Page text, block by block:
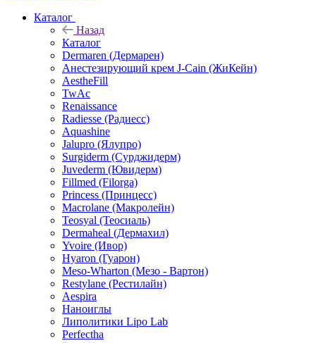
Каталог
Назад
Каталог
Dermaren (Дермарен)
Анестезирующий крем J-Cain (ЖиКейн)
AestheFill
TwAc
Renaissance
Radiesse (Радиесс)
Aquashine
Jalupro (Ялупро)
Surgiderm (Сурджидерм)
Juvederm (Ювидерм)
Fillmed (Filorga)
Princess (Принцесс)
Macrolane (Макролейн)
Teosyal (Теосиаль)
Dermaheal (Дермахил)
Yvoire (Ивор)
Hyaron (Гуарон)
Meso-Wharton (Мезо - Вартон)
Restylane (Рестилайн)
Aespira
Наноиглы
Липолитики Lipo Lab
Perfectha